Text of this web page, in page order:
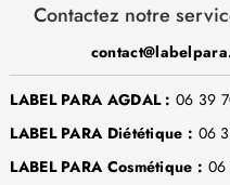
Contactez notre
LABEL PARA AGDAL : 06 39
LABEL PARA Diététique : 06
LABEL PARA Cosmétique : 06